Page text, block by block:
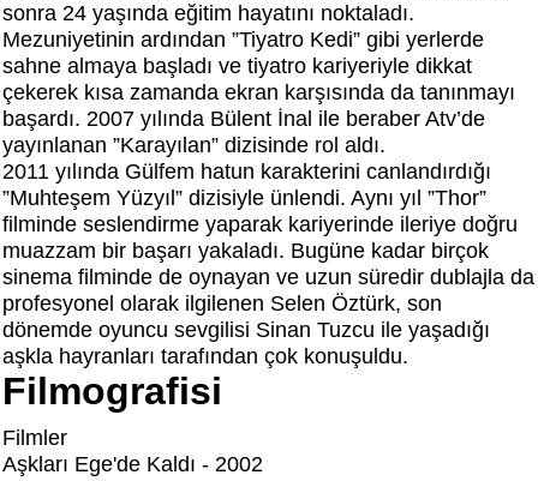
sonra 24 yaşında eğitim hayatını noktaladı.
Mezuniyetinin ardından ”Tiyatro Kedi” gibi yerlerde
sahne almaya başladı ve tiyatro kariyeriyle dikkat
çekerek kısa zamanda ekran karşısında da tanınmayı
başardı. 2007 yılında Bülent İnal ile beraber Atv’de
yayınlanan ”Karayılan” dizisinde rol aldı.
2011 yılında Gülfem hatun karakterini canlandırdığı
”Muhteşem Yüzyıl” dizisiyle ünlendi. Aynı yıl ”Thor”
filminde seslendirme yaparak kariyerinde ileriye doğru
muazzam bir başarı yakaladı. Bugüne kadar birçok
sinema filminde de oynayan ve uzun süredir dublajla da
profesyonel olarak ilgilenen Selen Öztürk, son
dönemde oyuncu sevgilisi Sinan Tuzcu ile yaşadığı
aşkla hayranları tarafından çok konuşuldu.
Filmografisi
Filmler
Aşkları Ege'de Kaldı - 2002